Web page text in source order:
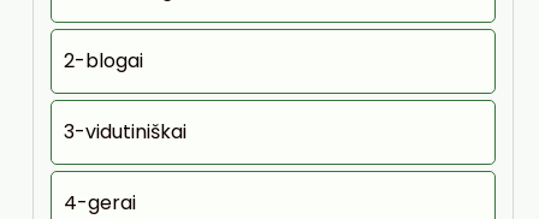
2-blogai
3-vidutiniškai
4-gerai